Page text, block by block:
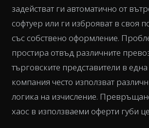
задействат ги автоматично от
софтуер или ги изброяват в своя
със собствено оформление.
простира отвъд различните
търговските представители в
компания често използват
логика на изчисление.
хаос в използваеми оферти губи